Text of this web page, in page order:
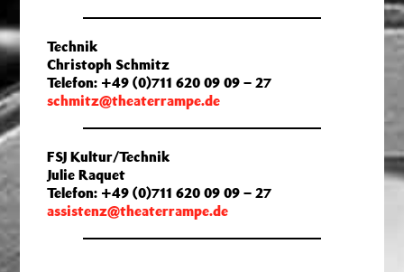
Technik
Christoph Schmitz
Telefon: +49 (0)711 620 09 09 – 27
schmitz@theaterrampe.de
FSJ Kultur/Technik
Julie Raquet
Telefon: +49 (0)711 620 09 09 – 27
assistenz@theaterrampe.de